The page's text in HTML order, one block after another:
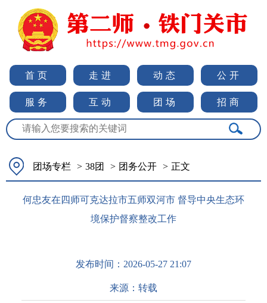
首页 走进 动态 公开
服务 互动 团场 招商
团场专栏 > 38团 > 团务公开 > 正文
何忠友在四师可克达拉市五师双河市 督导中央生态环
境保护督察整改工作
发布时间： 2026-05-27 21:07
来源： 转载